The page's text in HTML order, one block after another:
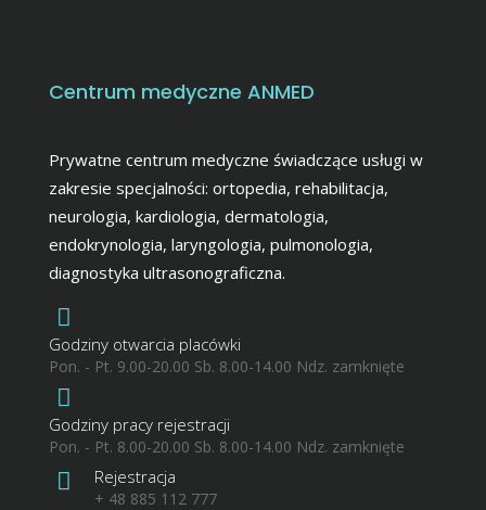
Centrum medyczne ANMED
Prywatne centrum medyczne świadczące usługi w
zakresie specjalności: ortopedia, rehabilitacja,
neurologia, kardiologia, dermatologia,
endokrynologia, laryngologia, pulmonologia,
diagnostyka ultrasonograficzna.
Godziny otwarcia placówki
Pon. - Pt. 9.00-20.00 Sb. 8.00-14.00 Ndz. zamknięte
Godziny pracy rejestracji
Pon. - Pt. 8.00-20.00 Sb. 8.00-14.00 Ndz. zamknięte
Rejestracja
+ 48 885 112 777